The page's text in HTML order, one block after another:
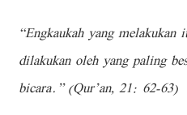
“Engkaukah yang
dilakukan oleh yang paling
bicara.” (Qur’an, 21: 62-63)